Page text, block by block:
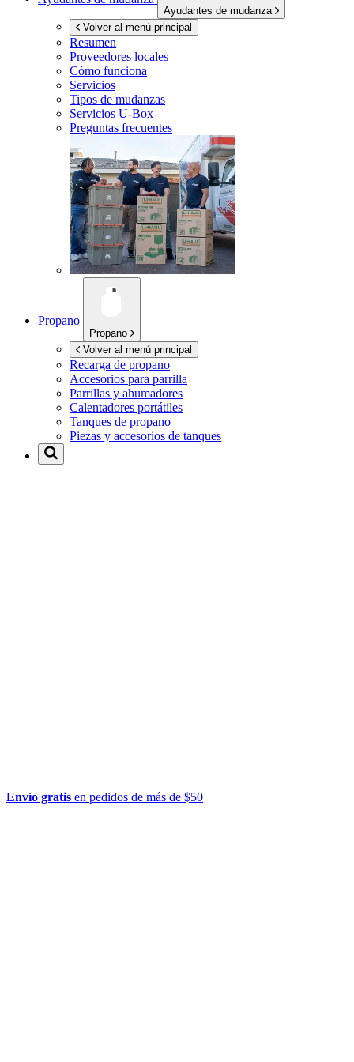
Ayudantes de mudanza
Volver al menú principal
Resumen
Proveedores locales
Cómo funciona
Servicios
Tipos de mudanzas
Servicios U-Box
Preguntas frecuentes
Propano
Propano
Volver al menú principal
Recarga de propano
Accesorios para parrilla
Parrillas y ahumadores
Calentadores portátiles
Tanques de propano
Piezas y accesorios de tanques
Envío gratis en pedidos de más de $50